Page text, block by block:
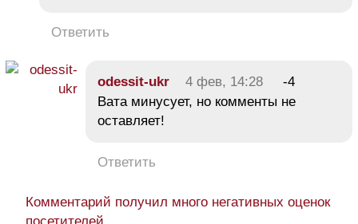
Ответить
odessit-ukr 4 фев, 14:28
-4
Вата минусует, но комменты не
оставляет!
Ответить
Комментарий получил много негативных оценок